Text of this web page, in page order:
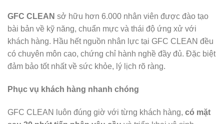
GFC CLEAN sở hữu hơn 6.000 nhân viên được đào tạo
bài bản về kỹ năng, chuẩn mực và thái độ ứng xử với
khách hàng. Hầu hết nguồn nhân lực tại GFC CLEAN đều
có chuyên môn cao, chứng chỉ hành nghề đầy đủ. Đặc biệt
đảm bảo tốt nhất về sức khỏe, lý lịch rõ ràng.
Phục vụ khách hàng nhanh chóng
GFC CLEAN luôn đúng giờ với từng khách hàng, có mặt